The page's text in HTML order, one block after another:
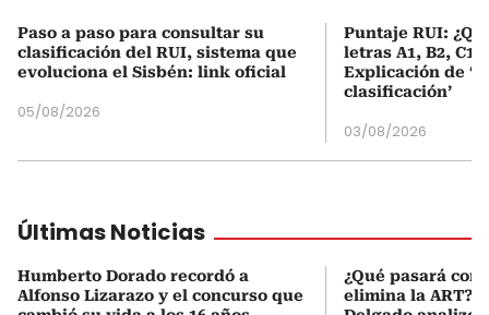
Paso a paso para consultar su
clasificación del RUI, sistema que
evoluciona el Sisbén: link oficial
05/08/2026
Puntaje RUI:
letras A1, B2, C1
Explicación de
clasificación’
03/08/2026
Últimas Noticias
Humberto Dorado recordó a
Alfonso Lizarazo y el concurso que
¿Qué pasará con
elimina la ART?